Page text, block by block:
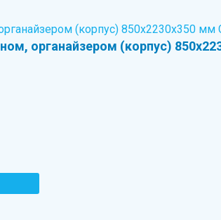
органайзером (корпус)